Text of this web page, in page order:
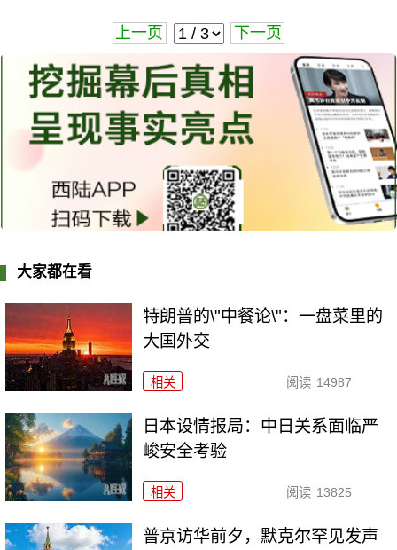
上一页 下一页
大家都在看
特朗普的\"中餐论\"：一盘菜里的
大国外交
相关 阅读 14987
日本设情报局：中日关系面临严
峻安全考验
相关 阅读 13825
普京访华前夕，默克尔罕见发声